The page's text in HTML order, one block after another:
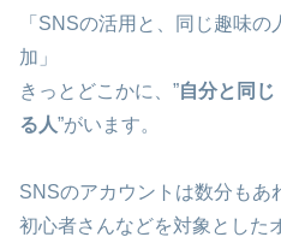
「SNSの活用と、同じ趣味
加」
きっとどこかに、”自分と同
る人”がいます。
SNSのアカウントは数分もあ
初心者さんなどを対象とした